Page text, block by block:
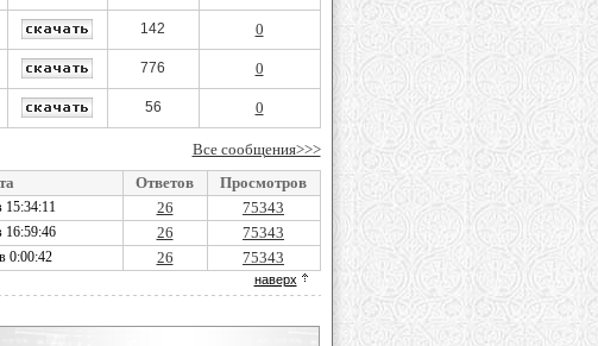
142 0
776 0
56 0
Все сообщения>>>
Ответов Просмотров
15:34:11 26 75343
16:59:46 26 75343
0:00:42 26 75343
наверх